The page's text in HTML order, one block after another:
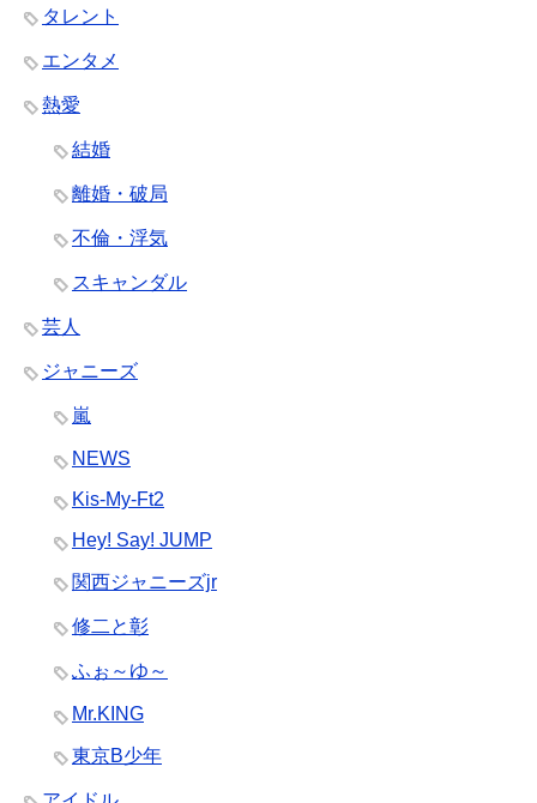
タレント
エンタメ
熱愛
結婚
離婚・破局
不倫・浮気
スキャンダル
芸人
ジャニーズ
嵐
NEWS
Kis-My-Ft2
Hey! Say! JUMP
関西ジャニーズjr
修二と彰
ふぉ～ゆ～
Mr.KING
東京B少年